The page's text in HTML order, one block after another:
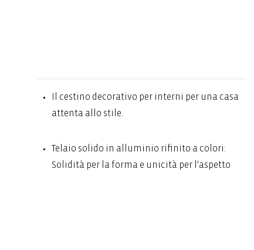
Il cestino decorativo per interni per una casa
attenta allo stile.
Telaio solido in alluminio rifinito a colori:
Solidità per la forma e unicità per l'aspetto